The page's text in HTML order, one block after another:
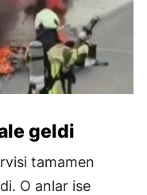
geldi
tamamen
O anlar ise